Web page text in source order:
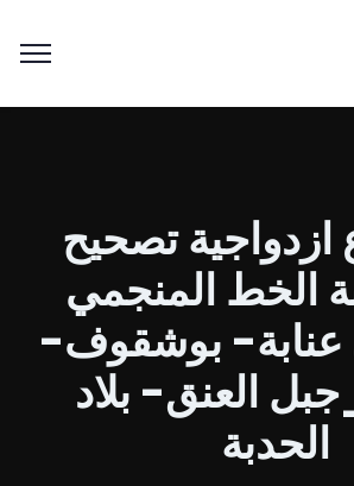
تصحيح
الخط المنجمي
بوشقوف-
العنق- بلاد
الحدبة